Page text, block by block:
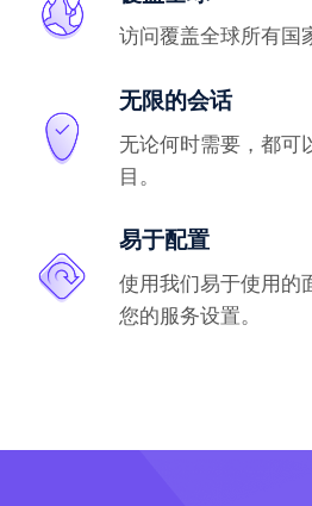
访问覆盖全球所有国
无限的会话
无论何时需要，都可
目。
易于配置
使用我们易于使用的
您的服务设置。